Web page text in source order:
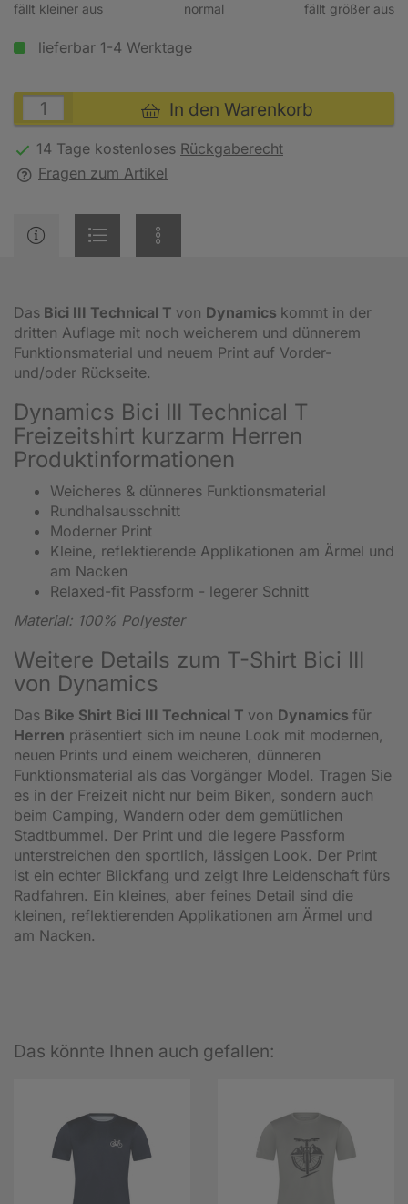
fällt kleiner aus fällt größer aus
normal
lieferbar 1-4 Werktage
In den Warenkorb
14 Tage kostenloses Rückgaberecht
Fragen zum Artikel
Das Bici III Technical T von Dynamics kommt in der
dritten Auflage mit noch weicherem und dünnerem
Funktionsmaterial und neuem Print auf Vorder-
und/oder Rückseite.
Dynamics Bici III Technical T
Freizeitshirt kurzarm Herren
Produktinformationen
Weicheres & dünneres Funktionsmaterial
Rundhalsausschnitt
Moderner Print
Kleine, reflektierende Applikationen am Ärmel und
am Nacken
Relaxed-fit Passform - legerer Schnitt
Material: 100% Polyester
Weitere Details zum T-Shirt Bici III
von Dynamics
Das Bike Shirt Bici III Technical T von Dynamics für
Herren präsentiert sich im neune Look mit modernen,
neuen Prints und einem weicheren, dünneren
Funktionsmaterial als das Vorgänger Model. Tragen Sie
es in der Freizeit nicht nur beim Biken, sondern auch
beim Camping, Wandern oder dem gemütlichen
Stadtbummel. Der Print und die legere Passform
unterstreichen den sportlich, lässigen Look. Der Print
ist ein echter Blickfang und zeigt Ihre Leidenschaft fürs
Radfahren. Ein kleines, aber feines Detail sind die
kleinen, reflektierenden Applikationen am Ärmel und
am Nacken.
Das könnte Ihnen auch gefallen: